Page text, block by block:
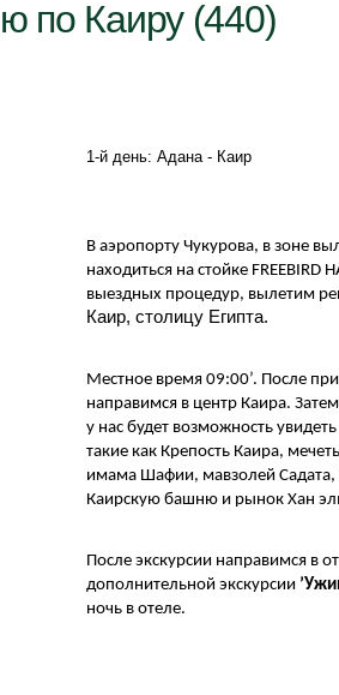
по Каиру (440)
1-й день: Адана - Каир
В аэропорту Чукурова, в зоне
находиться на стойке FREEBIRD
выездных процедур, вылетим
Каир, столицу Египта.
Местное время 09:00’. После
направимся в центр Каира.
у нас будет возможность
такие как Крепость Каира,
имама Шафии, мавзолей Садата,
Каирскую башню и рынок Хан
После экскурсии направимся в
дополнительной экскурсии
ночь в отеле.